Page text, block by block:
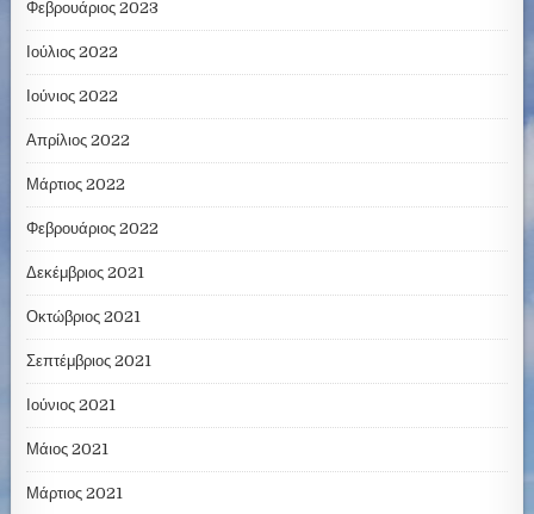
Φεβρουάριος 2023
Ιούλιος 2022
Ιούνιος 2022
Απρίλιος 2022
Μάρτιος 2022
Φεβρουάριος 2022
Δεκέμβριος 2021
Οκτώβριος 2021
Σεπτέμβριος 2021
Ιούνιος 2021
Μάιος 2021
Μάρτιος 2021